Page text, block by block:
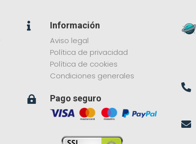

Información
Aviso legal
Política de privacidad
Política de cookies
Condiciones generales
 Pago seguro

